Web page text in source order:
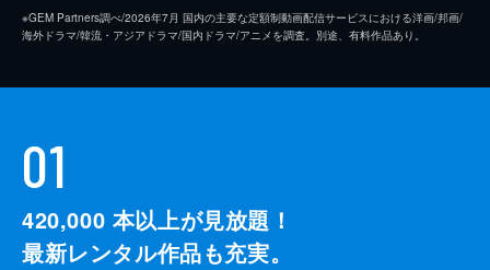
※GEM Partners調べ/2026年7⽉ 国内の主要な定額制動画配信サービスにおける洋画/邦画/
海外ドラマ/韓流・アジアドラマ/国内ドラマ/アニメを調査。別途、有料作品あり。
01
420,000 本以上が見放題！
最新レンタル作品も充実。